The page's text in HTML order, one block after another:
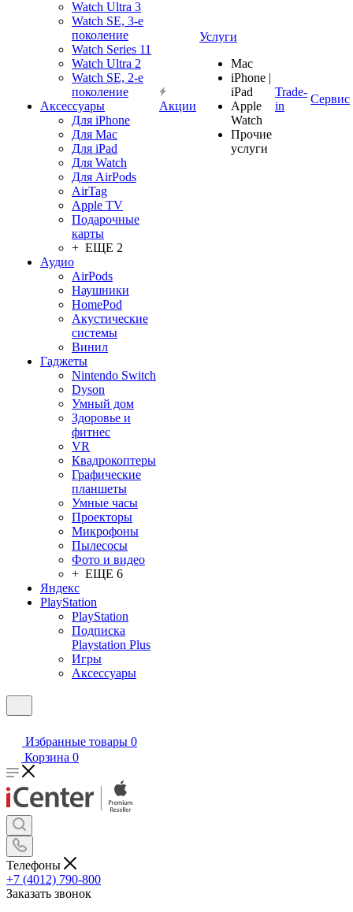
Watch Ultra 3
Watch SE, 3-е
поколение
Watch Series 11
Watch Ultra 2
Watch SE, 2-е
поколение
Аксессуары
Для iPhone
Для Mac
Для iPad
Для Watch
Для AirPods
AirTag
Apple TV
Подарочные
карты
+ ЕЩЕ 2
Аудио
AirPods
Наушники
HomePod
Акустические
системы
Винил
Гаджеты
Nintendo Switch
Dyson
Умный дом
Здоровье и
фитнес
VR
Квадрокоптеры
Графические
планшеты
Умные часы
Проекторы
Микрофоны
Пылесосы
Фото и видео
+ ЕЩЕ 6
Яндекс
PlayStation
PlayStation
Подписка
Playstation Plus
Игры
Аксессуары
Акции
Услуги
Mac
iPhone |
iPad
Apple
Watch
Прочие
услуги
Trade-
in
Сервис
Избранные товары 0
Корзина 0
Телефоны
+7 (4012) 790-800
Заказать звонок